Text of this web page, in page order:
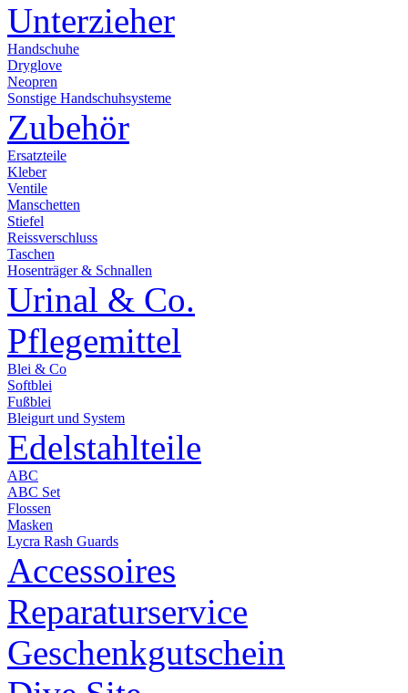
Unterzieher
Handschuhe
Dryglove
Neopren
Sonstige Handschuhsysteme
Zubehör
Ersatzteile
Kleber
Ventile
Manschetten
Stiefel
Reissverschluss
Taschen
Hosenträger & Schnallen
Urinal & Co.
Pflegemittel
Blei & Co
Softblei
Fußblei
Bleigurt und System
Edelstahlteile
ABC
ABC Set
Flossen
Masken
Lycra Rash Guards
Accessoires
Reparaturservice
Geschenkgutschein